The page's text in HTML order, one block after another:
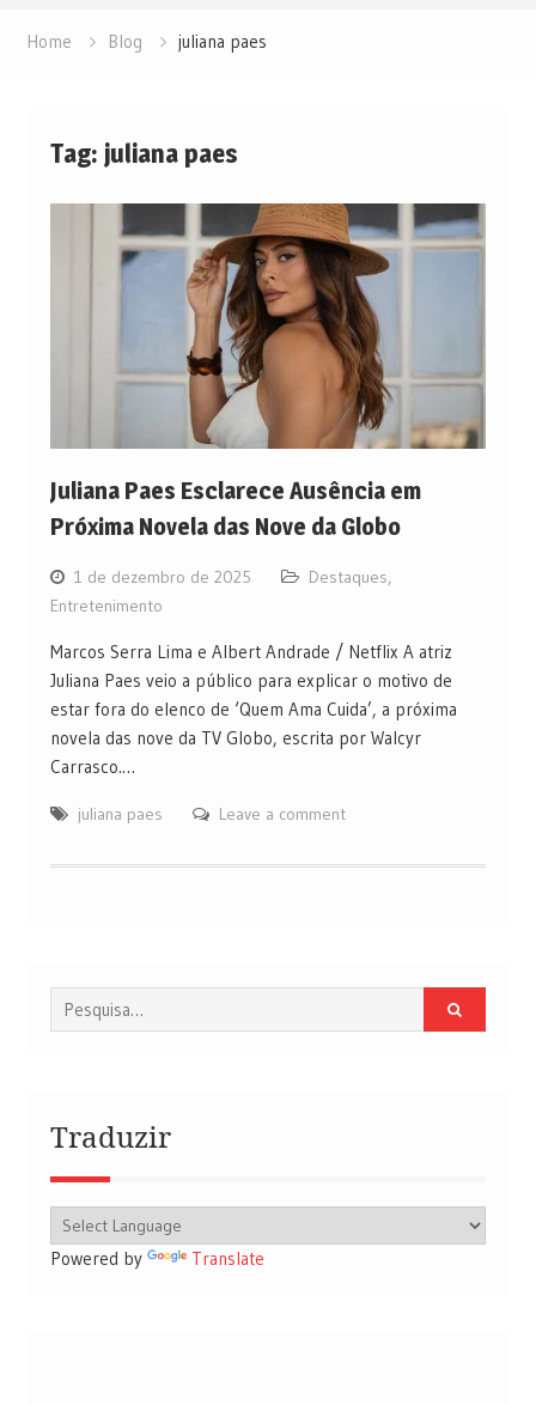
Home Blog juliana paes
Tag: juliana paes
Juliana Paes Esclarece Ausência em
Próxima Novela das Nove da Globo
1 de dezembro de 2025 Destaques,
Entretenimento
Marcos Serra Lima e Albert Andrade / Netflix A atriz
Juliana Paes veio a público para explicar o motivo de
estar fora do elenco de ‘Quem Ama Cuida’, a próxima
novela das nove da TV Globo, escrita por Walcyr
Carrasco.…
juliana paes Leave a comment
Procurar
por:
Traduzir
Powered by Translate